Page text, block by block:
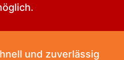
und zuverlässig